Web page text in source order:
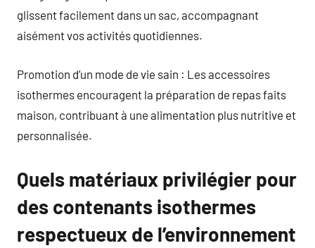
glissent facilement dans un sac, accompagnant
aisément vos activités quotidiennes.
Promotion d’un mode de vie sain : Les accessoires
isothermes encouragent la préparation de repas faits
maison, contribuant à une alimentation plus nutritive et
personnalisée.
Quels matériaux privilégier pour
des contenants isothermes
respectueux de l’environnement